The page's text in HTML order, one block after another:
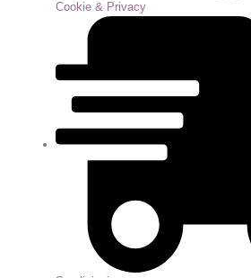
Cookie & Privacy